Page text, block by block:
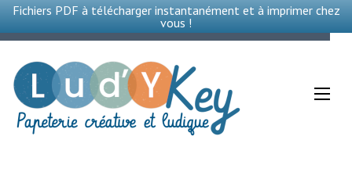
Fichiers PDF à télécharger instantanément et à imprimer chez
vous !
Aller
contenu
(Pressez
Entrée)